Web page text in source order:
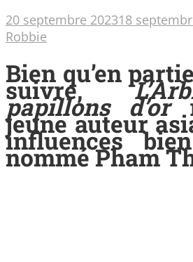
20 septembre 202318
Robbie
Bien qu’en
suivre,
papillons d’or
jeune auteur
influences
nomméPham